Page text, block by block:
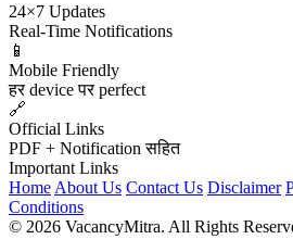
24×7 Updates
Real-Time Notifications
📱
Mobile Friendly
हर device पर perfect
🔗
Official Links
PDF + Notification सहित
Important Links
Home About Us Contact Us Disclaimer
Conditions
© 2026 VacancyMitra. All Rights